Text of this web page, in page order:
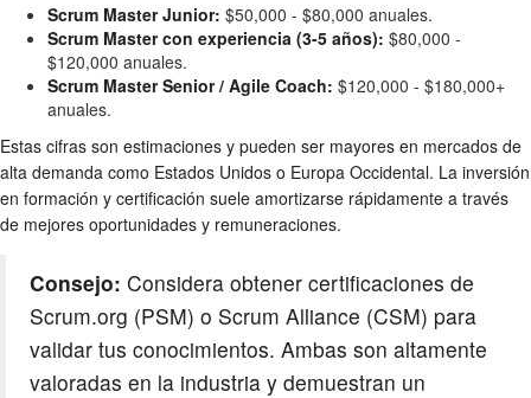
Scrum Master Junior: $50,000 - $80,000 anuales.
Scrum Master con experiencia (3-5 años): $80,000 -
$120,000 anuales.
Scrum Master Senior / Agile Coach: $120,000 - $180,000+
anuales.
Estas cifras son estimaciones y pueden ser mayores en mercados de
alta demanda como Estados Unidos o Europa Occidental. La inversión
en formación y certificación suele amortizarse rápidamente a través
de mejores oportunidades y remuneraciones.
Consejo: Considera obtener certificaciones de
Scrum.org (PSM) o Scrum Alliance (CSM) para
validar tus conocimientos. Ambas son altamente
valoradas en la industria y demuestran un